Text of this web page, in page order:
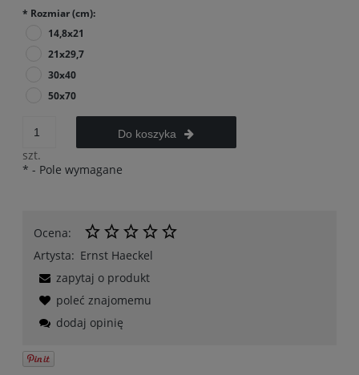
* Rozmiar (cm):
14,8x21
21x29,7
30x40
50x70
szt.
Do koszyka
* - Pole wymagane
Ocena:
Artysta: Ernst Haeckel
zapytaj o produkt
poleć znajomemu
dodaj opinię